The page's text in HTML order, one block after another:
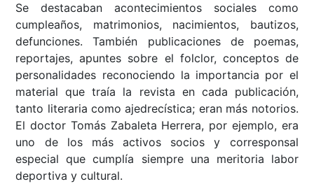
Se destacaban acontecimientos sociales como
cumpleaños, matrimonios, nacimientos, bautizos,
defunciones. También publicaciones de poemas,
reportajes, apuntes sobre el folclor, conceptos de
personalidades reconociendo la importancia por el
material que traía la revista en cada publicación,
tanto literaria como ajedrecística; eran más notorios.
El doctor Tomás Zabaleta Herrera, por ejemplo, era
uno de los más activos socios y corresponsal
especial que cumplía siempre una meritoria labor
deportiva y cultural.